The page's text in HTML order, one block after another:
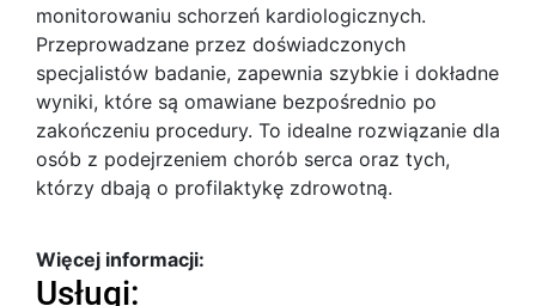
monitorowaniu schorzeń kardiologicznych.
Przeprowadzane przez doświadczonych
specjalistów badanie, zapewnia szybkie i dokładne
wyniki, które są omawiane bezpośrednio po
zakończeniu procedury. To idealne rozwiązanie dla
osób z podejrzeniem chorób serca oraz tych,
którzy dbają o profilaktykę zdrowotną.
Więcej informacji:
Usługi: